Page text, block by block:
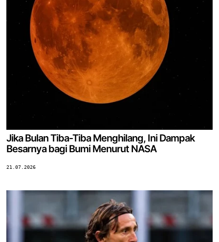
Jika Bulan Tiba-Tiba Menghilang, Ini Dampak
Besarnya bagi Bumi Menurut NASA
21.07.2026